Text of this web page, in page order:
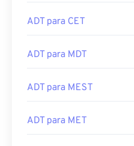
ADT para CET
ADT para MDT
ADT para MEST
ADT para MET